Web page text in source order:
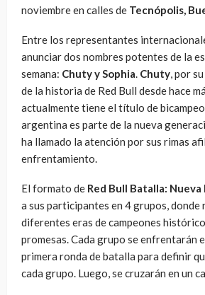
noviembre en calles de Tecnópolis,
Entre los representantes
anunciar dos nombres potentes de la
semana: Chuty y Sophia. Chuty, por
de la historia de Red Bull desde hace
actualmente tiene el título de
argentina es parte de la nueva
ha llamado la atención por sus rimas
enfrentamiento.
El formato de Red Bull Batalla:
a sus participantes en 4 grupos, donde
diferentes eras de campeones
promesas. Cada grupo se enfrentarán
primera ronda de batalla para definir
cada grupo. Luego, se cruzarán en un